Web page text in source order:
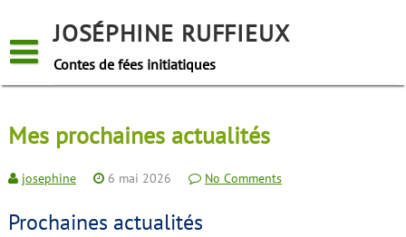
content
JOSÉPHINE RUFFIEUX
Contes de fées initiatiques
Mes prochaines actualités
josephine 6 mai 2026 No Comments
Prochaines actualités